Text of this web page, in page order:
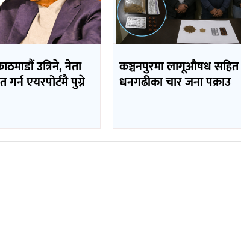
उत्रिने, नेता
गर्न एयरपोर्टमै पुग्ने
कञ्चनपुरमा लागूऔषध सहित
धनगढीका चार जना पक्राउ